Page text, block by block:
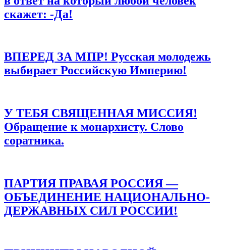
последующих моих комментариев.
скажет: -Да!
ВПЕРЕД ЗА МПР! Русская молодежь
выбирает Российскую Империю!
У ТЕБЯ СВЯЩЕННАЯ МИССИЯ!
Обращение к монархисту. Слово
соратника.
ПАРТИЯ ПРАВАЯ РОССИЯ —
ОБЪЕДИНЕНИЕ НАЦИОНАЛЬНО-
ДЕРЖАВНЫХ СИЛ РОССИИ!